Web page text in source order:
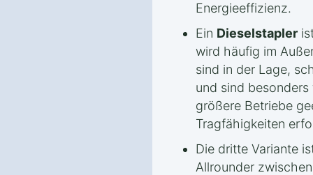
Energieeffizienz.
Ein Dieselstapler
wird häufig im
sind in der Lage,
und sind
größere Betriebe
Tragfähigkeiten
Die dritte Variante
Allrounder